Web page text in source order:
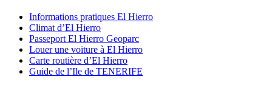
Informations pratiques El Hierro
Climat d’El Hierro
Passeport El Hierro Geoparc
Louer une voiture à El Hierro
Carte routière d’El Hierro
Guide de l’Ile de TENERIFE